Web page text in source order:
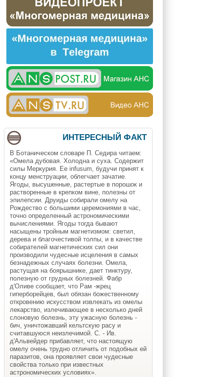
ИНТЕРЕСНЫЙ ФАКТ
В Ботаническом словаре П. Седира читаем:
«Омела дубовая. Холодна и суха. Содержит
силы Меркурия. Ее infusum, будучи принят к
концу менструации, облегчает зачатие.
Ягоды, высушенные, растертые в порошок и
растворенные в крепком вине, полезны от
эпилепсии. Друиды собирали омелу на
Рождество с большими церемониями в час,
точно определенный астрономическими
вычислениями. Ягоды тогда бывают
насыщены тройным магнетизмом: светил,
дерева и благочестивой толпы, и в качестве
собирателей магнетических сил они
производили чудесные исцеления в самых
безнадежных случаях болезни. Омела,
растущая на боярышнике, дает тинктуру,
полезную от грудных болезней. Фабр
д'Оливе сообщает, что Рам -жрец
гиперборейцев, был обязан божественному
откровению искусством извлекать из омелы
лекарство, излечивающее в несколько дней
слоновую болезнь, эту ужасную болезнь -
бич, уничтожавший кельтскую расу и
считавшуюся неизлечимой. С. - Ив.
д'Альвейдер прибавляет, что настоящую
омелу очень трудно отличить от подобных ей
паразитов, она проявляет свои чудесные
свойства только при известных
астрономических условиях».